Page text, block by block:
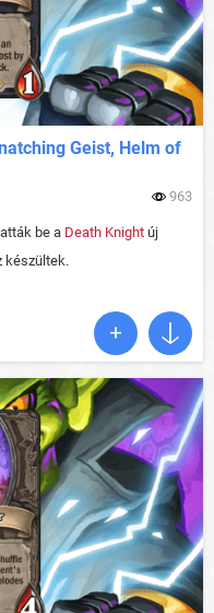
Geist, Helm of
963
be a Death Knight új
készültek.